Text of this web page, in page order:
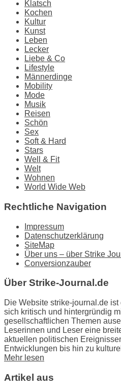
Klatsch
Kochen
Kultur
Kunst
Leben
Lecker
Liebe & Co
Lifestyle
Männerdinge
Mobility
Mode
Musik
Reisen
Schön
Sex
Soft & Hard
Stars
Well & Fit
Welt
Wohnen
World Wide Web
Rechtliche Navigation
Impressum
Datenschutzerklärung
SiteMap
Über uns – über Strike
Conversionzauber
Über Strike-Journal.de
Die Website strike-journal.de
sich kritisch und hintergründig
gesellschaftlichen Themen
Leserinnen und Leser eine
aktuellen politischen
Entwicklungen bis hin zu
Mehr lesen
Artikel aus